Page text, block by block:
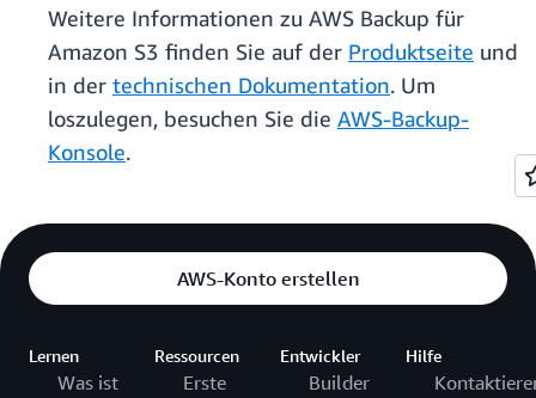
Weitere Informationen zu AWS Backup für
Amazon S3 finden Sie auf der Produktseite und
in der technischen Dokumentation. Um
loszulegen, besuchen Sie die AWS-Backup-
Konsole.
AWS-Konto erstellen
Lernen
Was ist
Ressourcen
Erste
Entwickler
Builder
Hilfe